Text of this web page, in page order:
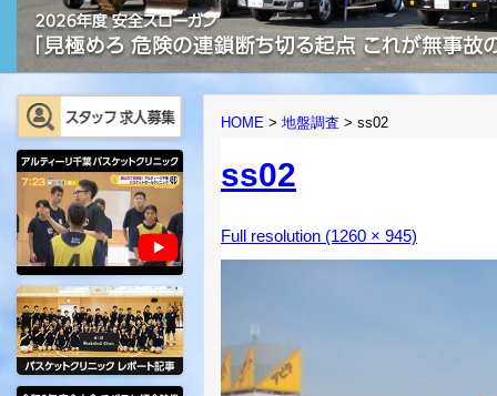
HOME > 地盤調査 > ss02
ss02
Full resolution (1260 × 945)